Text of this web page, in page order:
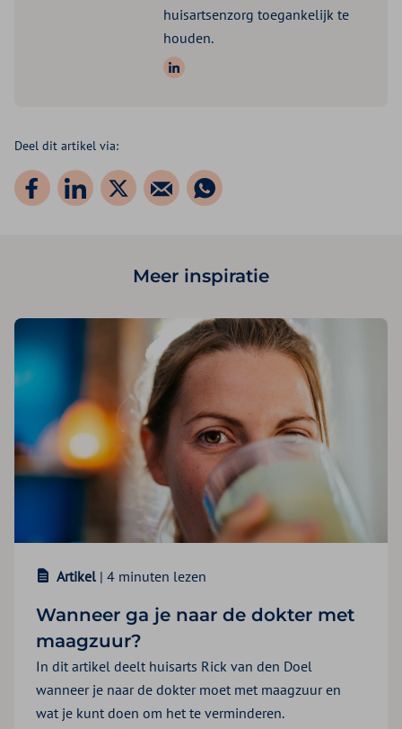
huisartsenzorg toegankelijk te
houden.
Volg ons op: LinkedIn
Deel dit artikel via:
Meer inspiratie
Artikel | 4 minuten lezen
Wanneer ga je naar de dokter met
maagzuur?
In dit artikel deelt huisarts Rick van den Doel
wanneer je naar de dokter moet met maagzuur en
wat je kunt doen om het te verminderen.